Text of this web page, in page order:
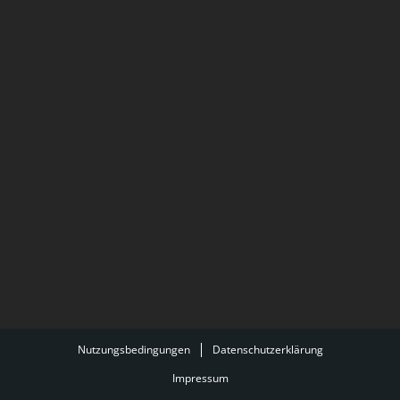
Nutzungsbedingungen
Datenschutzerklärung
Impressum